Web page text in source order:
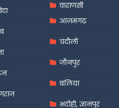
वाराणसी
आज़मगढ़
चंदौली
जौनपुर
बलिया
भदोही, ज्ञानपुर